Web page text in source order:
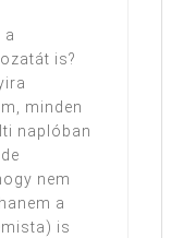
a
is?
minden
naplóban
nem
a
is